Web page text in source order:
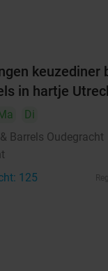
keuzediner
in hartje
Di
Barrels Oudegracht
125